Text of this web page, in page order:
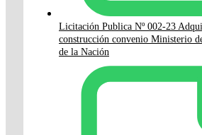
Licitación Publica Nº 002-23
construcción convenio Ministerio
de la Nación